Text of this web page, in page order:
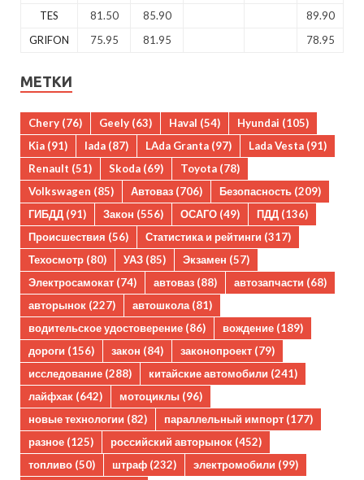
TES
81.50 85.90
89.90
GRIFON
75.95 81.95 78.95
МЕТКИ
Chery (76) Geely (63) Haval (54) Hyundai (105)
Kia (91) lada (87) LAda Granta (97) Lada Vesta (91)
Renault (51) Skoda (69) Toyota (78)
Volkswagen (85) Автоваз (706) Безопасность (209)
ГИБДД (91) Закон (556) ОСАГО (49) ПДД (136)
Происшествия (56) Статистика и рейтинги (317)
Техосмотр (80) УАЗ (85) Экзамен (57)
Электросамокат (74) автоваз (88) автозапчасти (68)
авторынок (227) автошкола(81)
водительское удостоверение (86) вождение (189)
дороги (156) закон (84) законопроект (79)
исследование (288) китайские автомобили (241)
лайфхак (642) мотоциклы (96)
новые технологии (82) параллельный импорт (177)
разное (125) российский авторынок (452)
топливо (50) штраф (232) электромобили (99)